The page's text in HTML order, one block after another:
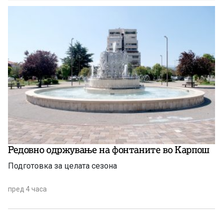
Редовно одржување на фонтаните во Карпош
Подготовка за целата сезона
пред 4 часа